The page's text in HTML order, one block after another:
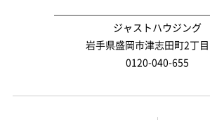
ジャストハウジング
岩手県盛岡市津志田町2丁
0120-040-655